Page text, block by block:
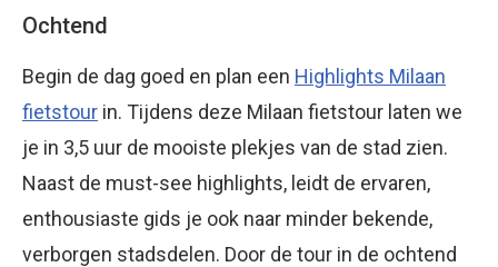
Ochtend
Begin de dag goed en plan een Highlights Milaan
fietstour in. Tijdens deze Milaan fietstour laten we
je in 3,5 uur de mooiste plekjes van de stad zien.
Naast de must-see highlights, leidt de ervaren,
enthousiaste gids je ook naar minder bekende,
verborgen stadsdelen. Door de tour in de ochtend